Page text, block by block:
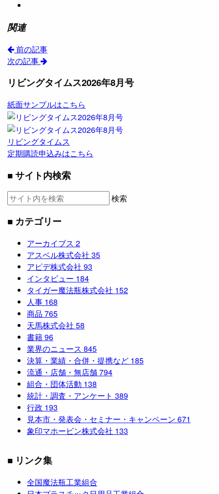
関連
前の記事
次の記事
リビングタイムス2026年8月号
紙面サンプルはこちら
リビングタイムス
定期購読申込みはこちら
■ サイト内検索
検索
■ カテゴリー
アーカイブス 2
アスベル株式会社 35
アピデ株式会社 93
インタビュー 184
タイガー魔法瓶株式会社 152
人事 168
商品 765
天馬株式会社 58
書籍96
業界のニュース 845
決算・業績・合併・提携など 185
流通・店舗・無店舗794
組合・団体活動 138
統計・調査・アンケート 389
行政 193
見本市・発表会・セミナー・キャンペーン 671
象印マホービン株式会社 133
■ リンク集
全国魔法瓶工業組合